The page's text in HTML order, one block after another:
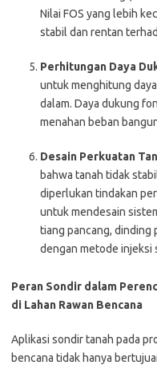
Nilai FOS yang lebih
stabil dan rentan
Perhitungan Daya
untuk menghitung
dalam. Daya dukung
menahan beban
Desain Perkuatan
bahwa tanah tidak
diperlukan tindakan
untuk mendesain
tiang pancang, dinding
dengan metode injeksi
Peran Sondir dalam
di Lahan Rawan Bencana
Aplikasi sondir tanah pada
bencana tidak hanya